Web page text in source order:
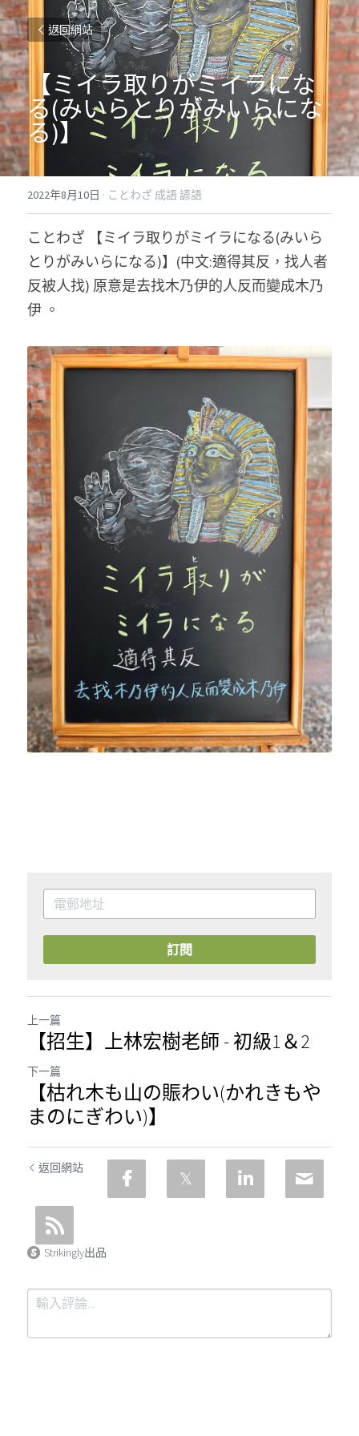
返回網站
【ミイラ取りがミイラにな
る(みいらとりがみいらにな
る)】
2022年8月10日 · ことわざ 成語 諺語
ことわざ 【ミイラ取りがミイラになる(みいら
とりがみいらになる)】(中文:適得其反，找人者
反被人找) 原意是去找木乃伊的人反而變成木乃
伊 。
訂閱
上一篇
【招生】上林宏樹老師 - 初級1＆2
下一篇
【枯れ木も山の賑わい(かれきもや
まのにぎわい)】
返回網站
Strikingly出品